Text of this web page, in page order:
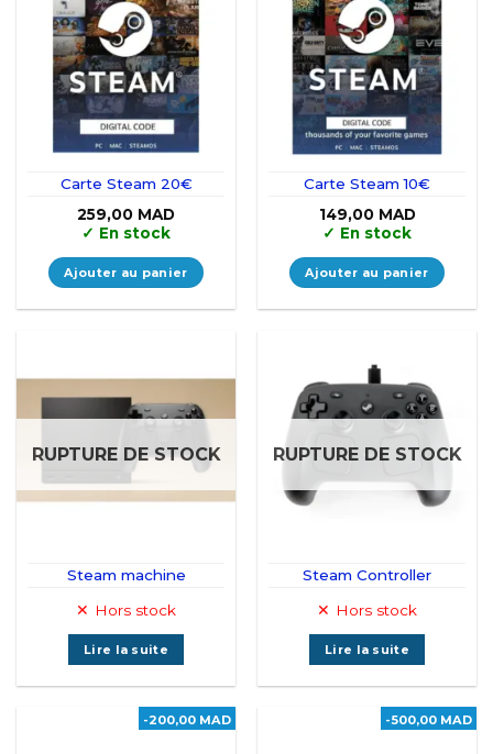
Carte Steam 20€
259,00 MAD
✓ En stock
Ajouter au panier
Carte Steam 10€
149,00 MAD
✓ En stock
Ajouter au panier
RUPTURE DE STOCK
Steam machine
Hors stock
Lire la suite
RUPTURE DE STOCK
Steam Controller
Hors stock
Lire la suite
-200,00 MAD -500,00 MAD